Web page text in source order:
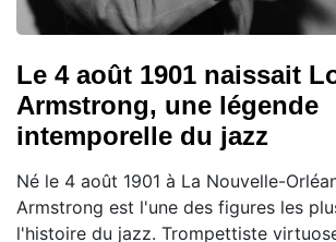
Le 4 août 1901 naissait
Armstrong, une légende
intemporelle du jazz
Né le 4 août 1901 à La Nouvelle-
Armstrong est l'une des figures les
l'histoire du jazz. Trompettiste